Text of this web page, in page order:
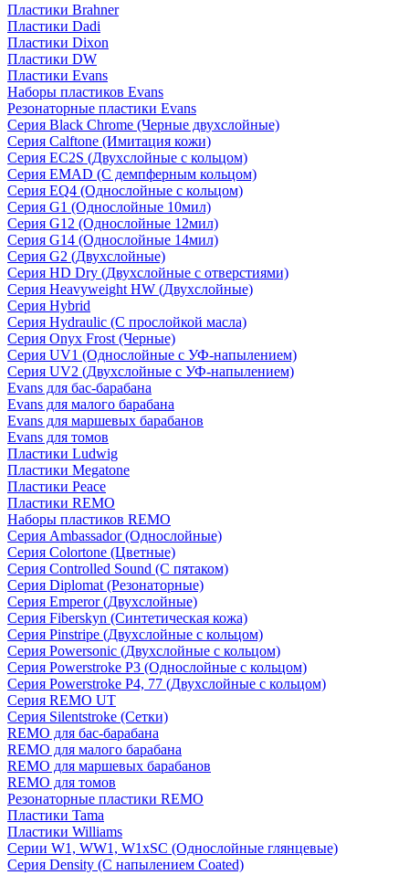
Пластики Brahner
Пластики Dadi
Пластики Dixon
Пластики DW
Пластики Evans
Наборы пластиков Evans
Резонаторные пластики Evans
Серия Black Chrome (Черные двухслойные)
Серия Calftone (Имитация кожи)
Серия EC2S (Двухслойные с кольцом)
Серия EMAD (С демпферным кольцом)
Серия EQ4 (Однослойные с кольцом)
Серия G1 (Однослойные 10мил)
Серия G12 (Однослойные 12мил)
Серия G14 (Однослойные 14мил)
Серия G2 (Двухслойные)
Серия HD Dry (Двухслойные с отверстиями)
Серия Heavyweight HW (Двухслойные)
Серия Hybrid
Серия Hydraulic (С прослойкой масла)
Серия Onyx Frost (Черные)
Серия UV1 (Однослойные с УФ-напылением)
Серия UV2 (Двухслойные с УФ-напылением)
Evans для бас-барабана
Evans для малого барабана
Evans для маршевых барабанов
Evans для томов
Пластики Ludwig
Пластики Megatone
Пластики Peace
Пластики REMO
Наборы пластиков REMO
Серия Ambassador (Однослойные)
Серия Colortone (Цветные)
Серия Controlled Sound (С пятаком)
Серия Diplomat (Резонаторные)
Серия Emperor (Двухслойные)
Серия Fiberskyn (Синтетическая кожа)
Серия Pinstripe (Двухслойные с кольцом)
Серия Powersonic (Двухслойные с кольцом)
Серия Powerstroke P3 (Однослойные с кольцом)
Серия Powerstroke P4, 77 (Двухслойные с кольцом)
Серия REMO UT
Серия Silentstroke (Сетки)
REMO для бас-барабана
REMO для малого барабана
REMO для маршевых барабанов
REMO для томов
Резонаторные пластики REMO
Пластики Tama
Пластики Williams
Серии W1, WW1, W1xSC (Однослойные глянцевые)
Серия Density (C напылением Coated)